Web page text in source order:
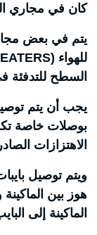
كان في مجاري
يتم في بعض
السطح للتدفئة
يجب أن يتم
بوصلات خاصة
الاهتزازات
ويتم توصيل
هوز بين
الماكينة إلى